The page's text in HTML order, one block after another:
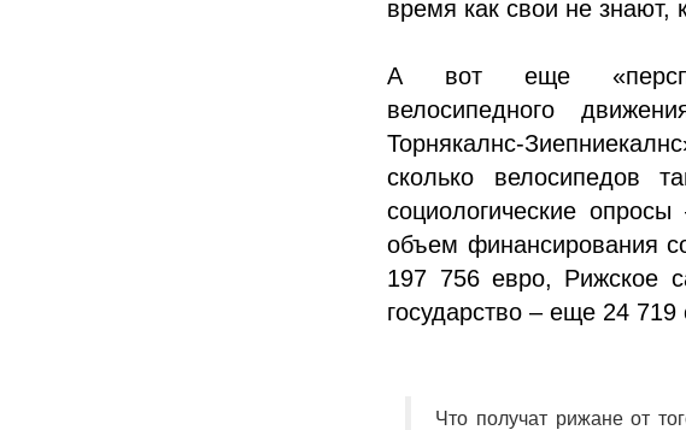
время как свои не знают,
А вот еще
велосипедного
Торнякалнс-
сколько велосипедов
социологические
объем финансирования
197 756 евро, Рижское
государство – еще 24 719
Что получат рижане от